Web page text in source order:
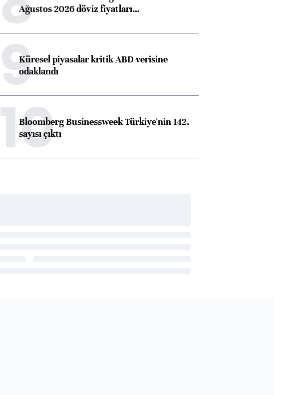
Ağustos 2026 döviz fiyatları…
9Küresel piyasalar kritik ABD verisine
odaklandı
10
Bloomberg Businessweek Türkiye'nin 142.
sayısı çıktı